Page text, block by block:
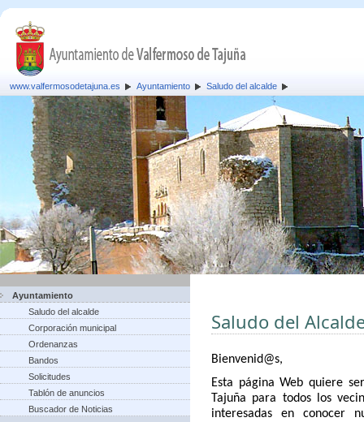
www.valfermosodetajuna.es Ayuntamiento Saludo del alcalde
Ayuntamiento
Saludo del alcalde
Corporación municipal
Ordenanzas
Bandos
Solicitudes
Tablón de anuncios
Buscador de Noticias
Saludo del
Bienvenid@s,
Esta página Web quiere
Tajuña para todos los
interesadas en conocer